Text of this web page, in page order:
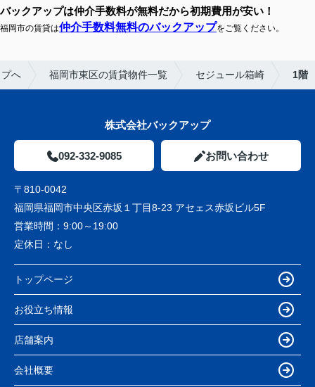
バックアップは仲介手数料が無料だから初期費用が安い！
福岡市の賃貸は仲介手数料無料のバックアップをご覧ください。
へ 福岡市東区の賃貸物件一覧 セジュール箱崎 1階
株式会社バックアップ
092-332-9085 お問い合わせ
〒810-0042
福岡県福岡市中央区赤坂１丁目8-23 アセェス赤坂ビル5F
営業時間： 9:00～19:00
定休日： なし
トップページ
お役立ち情報
店舗案内
会社概要